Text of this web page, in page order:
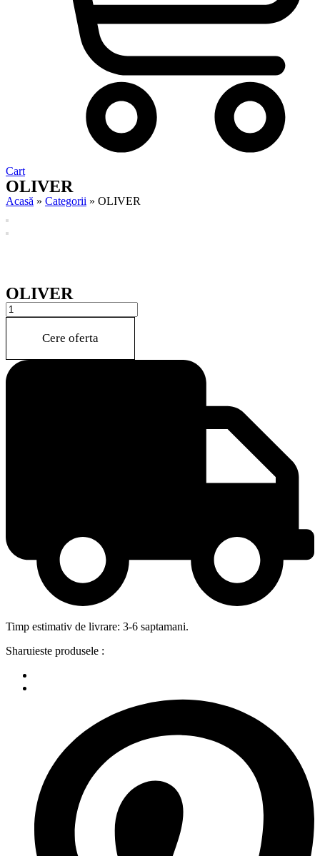
Cart
OLIVER
Acasă » Categorii » OLIVER
OLIVER
OLIVER
quantity
Cere oferta
Timp estimativ de livrare: 3-6 saptamani.
Sharuieste produsele :